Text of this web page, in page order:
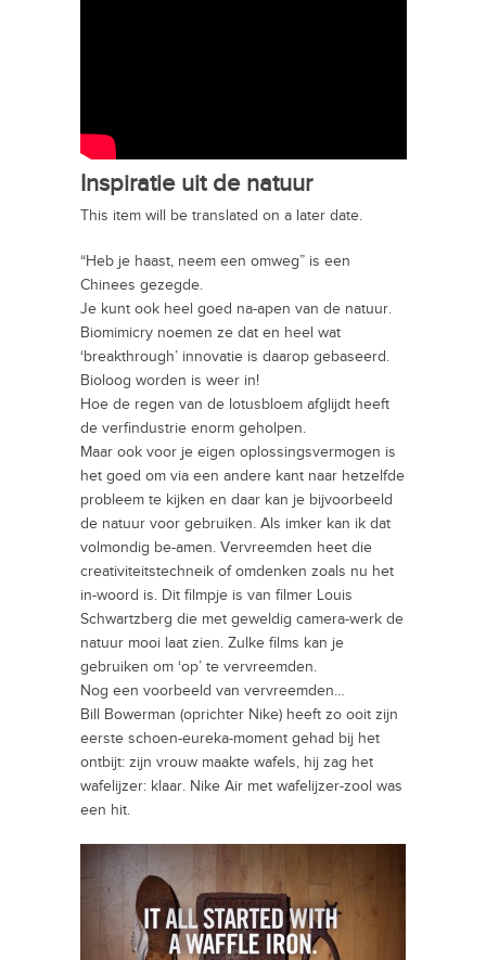
Inspiratie uit de natuur
This item will be translated on a later date.
“Heb je haast, neem een omweg” is een
Chinees gezegde.
Je kunt ook heel goed na-apen van de natuur.
Biomimicry noemen ze dat en heel wat
‘breakthrough’ innovatie is daarop gebaseerd.
Bioloog worden is weer in!
Hoe de regen van de lotusbloem afglijdt heeft
de verfindustrie enorm geholpen.
Maar ook voor je eigen oplossingsvermogen is
het goed om via een andere kant naar hetzelfde
probleem te kijken en daar kan je bijvoorbeeld
de natuur voor gebruiken. Als imker kan ik dat
volmondig be-amen. Vervreemden heet die
creativiteitstechneik of omdenken zoals nu het
in-woord is. Dit filmpje is van filmer Louis
Schwartzberg die met geweldig camera-werk de
natuur mooi laat zien. Zulke films kan je
gebruiken om ‘op’ te vervreemden.
Nog een voorbeeld van vervreemden…
Bill Bowerman (oprichter Nike) heeft zo ooit zijn
eerste schoen-eureka-moment gehad bij het
ontbijt: zijn vrouw maakte wafels, hij zag het
wafelijzer: klaar. Nike Air met wafelijzer-zool was
een hit.